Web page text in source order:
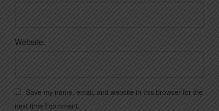
Website:
Save my name, email, and website in this browser for the
next time I comment.